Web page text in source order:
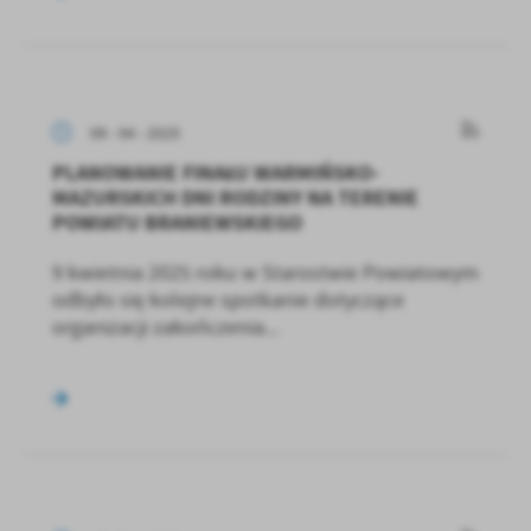
09 - 04 - 2025
PLANOWANIE FINAŁU WARMIŃSKO-
MAZURSKICH DNI RODZINY NA TERENIE
POWIATU BRANIEWSKIEGO
9 kwietnia 2025 roku w Starostwie Powiatowym
odbyło się kolejne spotkanie dotyczące
organizacji zakończenia...